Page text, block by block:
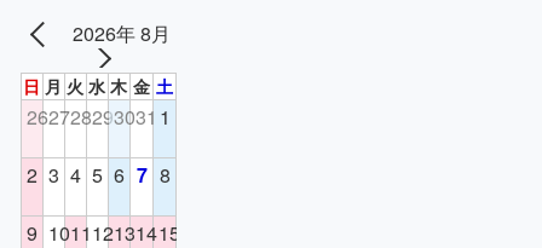
2026年 8月
日 月 火 水 木 金 土
262728293031 1
2 3 4 5 6 7 8
9 101112131415